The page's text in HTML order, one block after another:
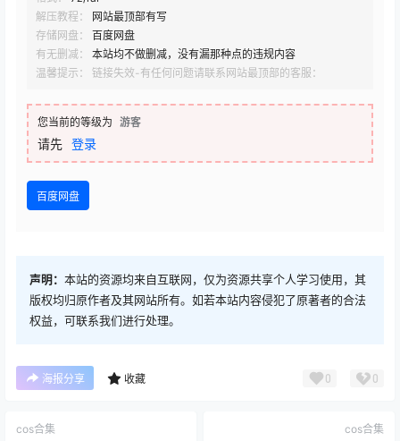
解压教程：
网站最顶部有写
存储网盘：
百度网盘
有无删减：
本站均不做删减，没有漏那种点的违规内容
温馨提示： 链接失效-有任何问题请联系网站最顶部的客服：
您当前的等级为 游客
请先 登录
百度网盘
声明： 本站的资源均来自互联网，仅为资源共享个人学习使用，其
版权均归原作者及其网站所有。如若本站内容侵犯了原著者的合法
权益，可联系我们进行处理。
海报分享 收藏 0 0
cos合集 cos合集